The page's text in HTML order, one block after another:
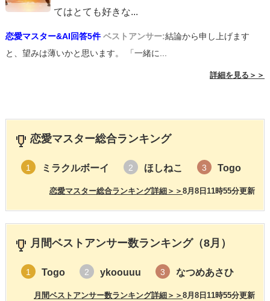
てはとても好きな...
恋愛マスター&AI回答5件 ベストアンサー:結論から申し上げます
と、望みは薄いかと思います。 「一緒に...
詳細を見る＞＞
恋愛マスター総合ランキング
1 ミラクルボーイ 2 ほしねこ 3 Togo
8月8日11時55分更新
恋愛マスター総合ランキング詳細＞＞
月間ベストアンサー数ランキング（8月）
1 Togo 2 ykoouuu 3 なつめあさひ
8月8日11時55分更新
月間ベストアンサー数ランキング詳細＞＞